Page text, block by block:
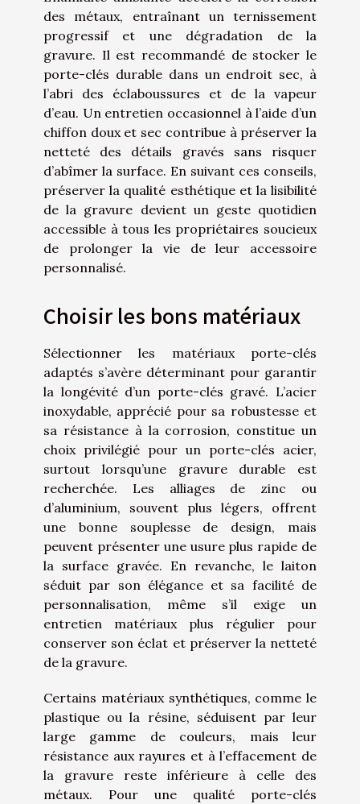
des métaux, entraînant un ternissement
progressif et une dégradation de la
gravure. Il est recommandé de stocker le
porte-clés durable dans un endroit sec, à
l’abri des éclaboussures et de la vapeur
d’eau. Un entretien occasionnel à l’aide d’un
chiffon doux et sec contribue à préserver la
netteté des détails gravés sans risquer
d’abîmer la surface. En suivant ces conseils,
préserver la qualité esthétique et la lisibilité
de la gravure devient un geste quotidien
accessible à tous les propriétaires soucieux
de prolonger la vie de leur accessoire
personnalisé.
Choisir les bons matériaux
Sélectionner les matériaux porte-clés
adaptés s’avère déterminant pour garantir
la longévité d’un porte-clés gravé. L’acier
inoxydable, apprécié pour sa robustesse et
sa résistance à la corrosion, constitue un
choix privilégié pour un porte-clés acier,
surtout lorsqu’une gravure durable est
recherchée. Les alliages de zinc ou
d’aluminium, souvent plus légers, offrent
une bonne souplesse de design, mais
peuvent présenter une usure plus rapide de
la surface gravée. En revanche, le laiton
séduit par son élégance et sa facilité de
personnalisation, même s’il exige un
entretien matériaux plus régulier pour
conserver son éclat et préserver la netteté
de la gravure.
Certains matériaux synthétiques, comme le
plastique ou la résine, séduisent par leur
large gamme de couleurs, mais leur
résistance aux rayures et à l’effacement de
la gravure reste inférieure à celle des
métaux. Pour une qualité porte-clés